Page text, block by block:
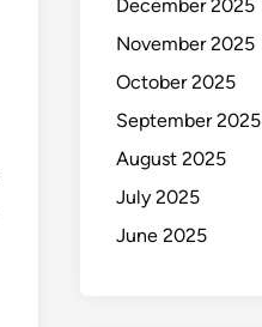
December 2025
November 2025
October 2025
September 2025
August 2025
July 2025
June 2025